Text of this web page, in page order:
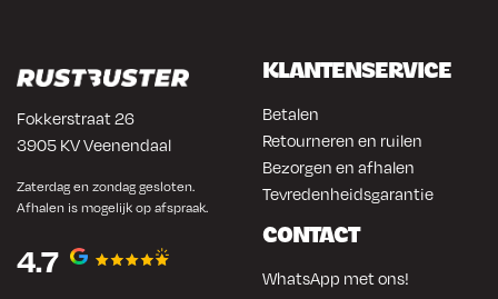
Fokkerstraat 26
3905 KV Veenendaal
Zaterdag en zondag gesloten.
Afhalen is mogelijk op afspraak.
4.7
KLANTENSERVICE
Betalen
Retourneren en ruilen
Bezorgen en afhalen
Tevredenheidsgarantie
CONTACT
WhatsApp met ons!